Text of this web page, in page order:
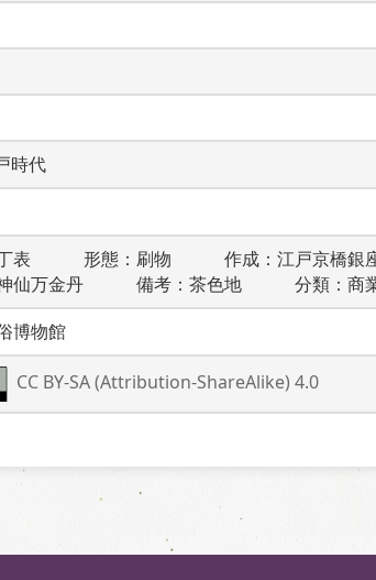
時代
表　　　形態：刷物　　　作成：江戸京橋
仙万金丹　　　備考：茶色地　　　分類：
博物館
CC BY-SA (Attribution-ShareAlike) 4.0